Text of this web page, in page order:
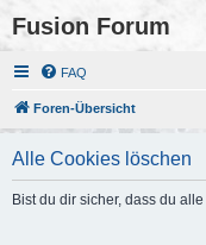
Fusion Forum
FAQ
Foren-Übersicht
Alle Cookies löschen
Bist du dir sicher, dass du